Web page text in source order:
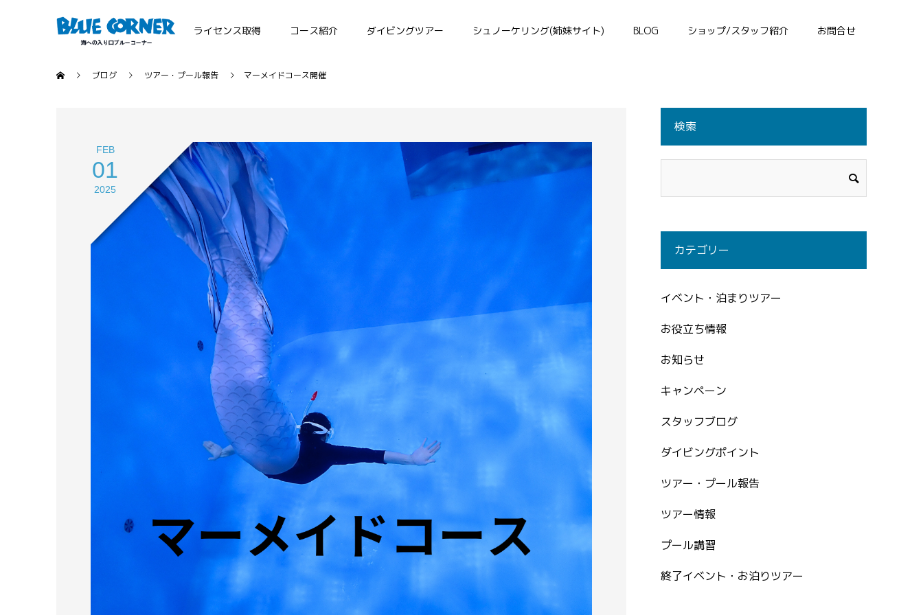
ライセンス取得 コース紹介 ダイビングツアー シュノーケリング(姉妹サイト) BLOG ショップ/スタッフ紹介 お問合せ
ブログ ツアー・プール報告 マーメイドコース開催
FEB
01
2025
検索
カテゴリー
イベント・泊まりツアー
お役立ち情報
お知らせ
キャンペーン
スタッフブログ
ダイビングポイント
ツアー・プール報告
ツアー情報
プール講習
終了イベント・お泊りツアー